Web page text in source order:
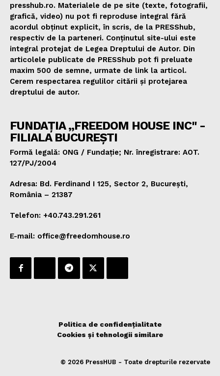
presshub.ro. Materialele de pe site (texte, fotografii,
grafică, video) nu pot fi reproduse integral fără
acordul obținut explicit, în scris, de la PRESShub,
respectiv de la parteneri. Conținutul site-ului este
integral protejat de Legea Dreptului de Autor. Din
articolele publicate de PRESShub pot fi preluate
maxim 500 de semne, urmate de link la articol.
Cerem respectarea regulilor citării și protejarea
dreptului de autor.
FUNDAȚIA „FREEDOM HOUSE INC" -
FILIALA BUCUREȘTI
Formă legală: ONG / Fundație; Nr. înregistrare: AOT.
127/PJ/2004
Adresa: Bd. Ferdinand I 125, Sector 2, București,
România – 21387
Telefon: +40.743.291.261
E-mail: office@freedomhouse.ro
Politica de confidențialitate
Cookies și tehnologii similare
© 2026 PressHUB - Toate drepturile rezervate